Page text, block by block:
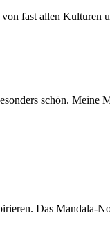
fast allen
schön. Meine
Das Mandala-